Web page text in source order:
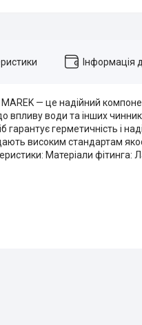
Інформація
— це надійний
впливу води та інших
герметичність і
високим стандартам
Матеріали